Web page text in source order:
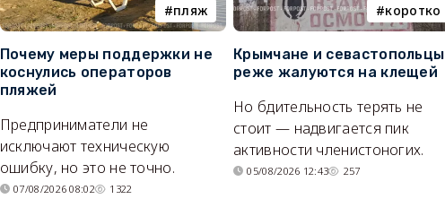
пляж
Почему меры поддержки не
коснулись операторов
пляжей
Предприниматели не
исключают техническую
ошибку, но это не точно.
07/08/2026 08:02 1322
коротко
Крымчане и севастопольцы
реже жалуются на клещей
Но бдительность терять не
стоит — надвигается пик
активности членистоногих.
05/08/2026 12:43 257